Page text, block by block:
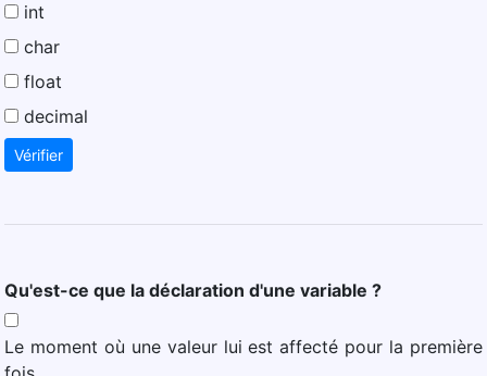
int
char
float
decimal
Vérifier
Qu'est-ce que la déclaration d'une variable ?
Le moment où une valeur lui est affecté pour la première